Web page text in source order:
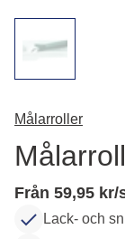
Målarroller
Från 59,95 kr/
Lack- och